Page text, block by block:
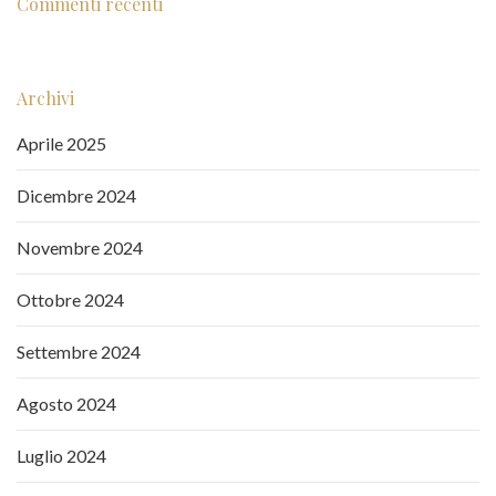
Archivi
Aprile 2025
Dicembre 2024
Novembre 2024
Ottobre 2024
Settembre 2024
Agosto 2024
Luglio 2024